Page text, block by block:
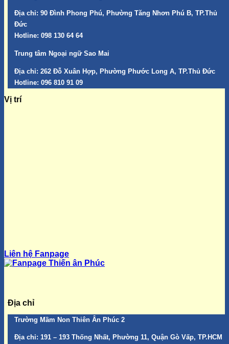
Địa chỉ: 90 Đình Phong Phú, Phường Tăng Nhơn Phú B, TP.Thủ
Đức
Hotline: 098 130 64 64
Trung tâm Ngoại ngữ Sao Mai
Địa chỉ: 262 Đỗ Xuân Hợp, Phường Phước Long A, TP.Thủ Đức
Hotline: 096 810 91 09
Vị trí
Liên hệ Fanpage
Địa chỉ
Trường Mầm Non Thiên Ân Phúc 2
Địa chỉ: 191 – 193 Thống Nhất, Phường 11, Quận Gò Vấp, TP.HCM